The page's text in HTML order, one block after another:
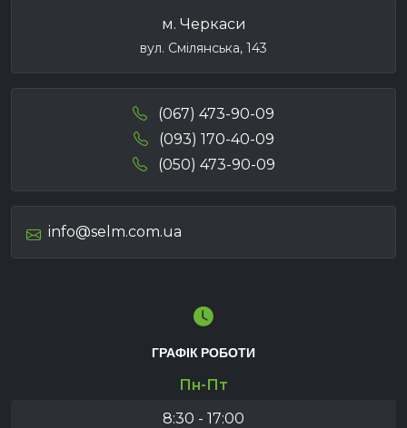
м. Черкаси
вул. Смілянська, 143
(067) 473-90-09
(093) 170-40-09
(050) 473-90-09
info@selm.com.ua
ГРАФІК РОБОТИ
Пн-Пт
8:30 - 17:00